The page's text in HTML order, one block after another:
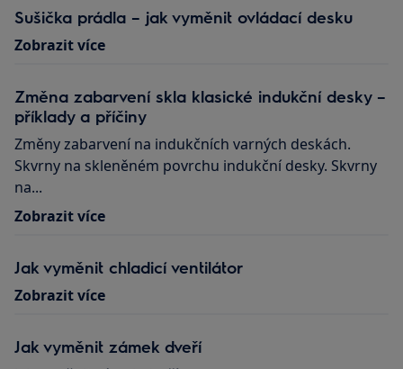
Sušička prádla – jak vyměnit ovládací desku
Zobrazit více
Změna zabarvení skla klasické indukční desky –
příklady a příčiny
Změny zabarvení na indukčních varných deskách.
Skvrny na skleněném povrchu indukční desky. Skvrny
na...
Zobrazit více
Jak vyměnit chladicí ventilátor
Zobrazit více
Jak vyměnit zámek dveří